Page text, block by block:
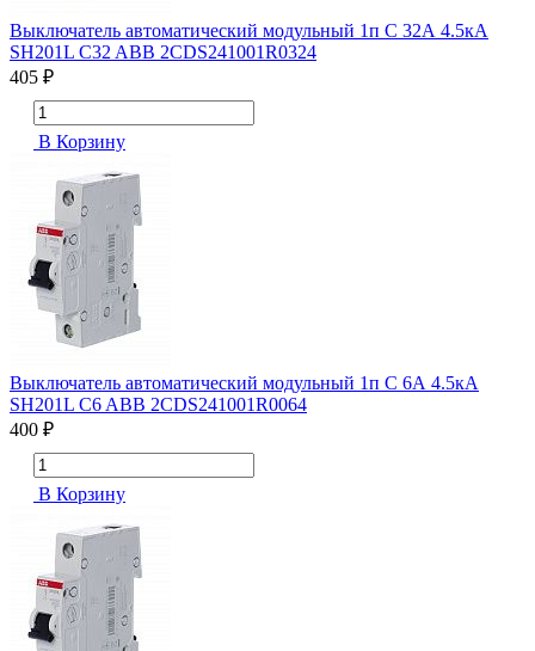
Выключатель автоматический модульный 1п C 32А 4.5кА
SH201L C32 ABB 2CDS241001R0324
405 ₽
В Корзину
Выключатель автоматический модульный 1п C 6А 4.5кА
SH201L C6 ABB 2CDS241001R0064
400 ₽
В Корзину